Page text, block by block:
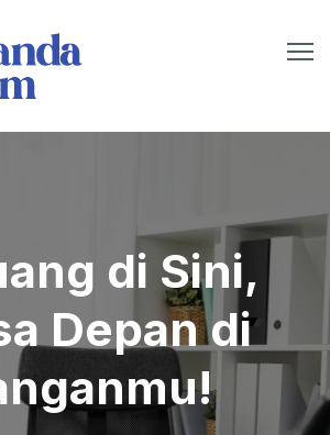
di Sini,
Depan di